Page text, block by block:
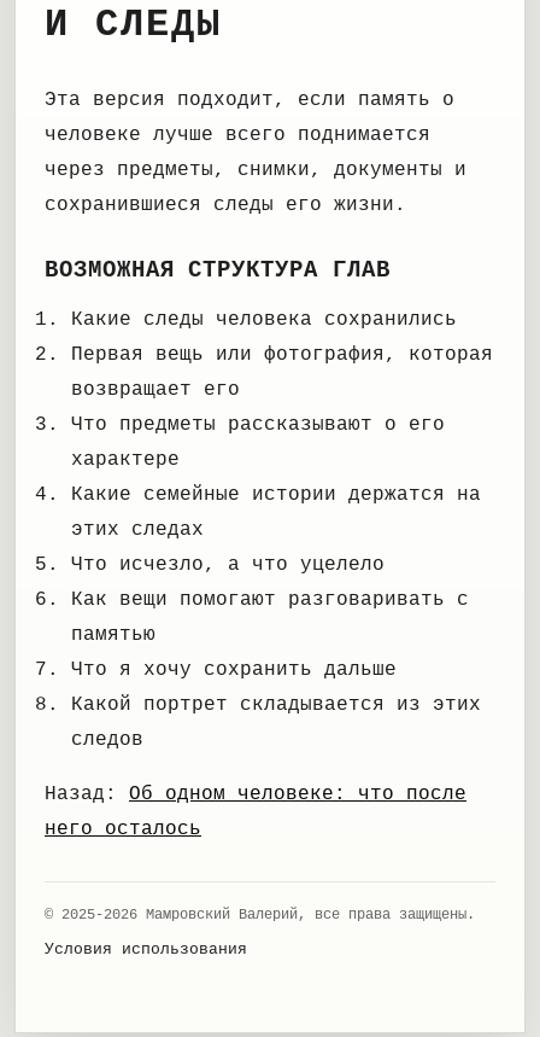
И СЛЕДЫ
Эта версия подходит, если память о
человеке лучше всего поднимается
через предметы, снимки, документы и
сохранившиеся следы его жизни.
ВОЗМОЖНАЯ СТРУКТУРА ГЛАВ
Какие следы человека сохранились
Первая вещь или фотография, которая
возвращает его
Что предметы рассказывают о его
характере
Какие семейные истории держатся на
этих следах
Что исчезло, а что уцелело
Как вещи помогают разговаривать с
памятью
Что я хочу сохранить дальше
Какой портрет складывается из этих
следов
Назад: Об одном человеке: что после
него осталось
© 2025-2026 Мамровский Валерий, все права защищены.
Условия использования